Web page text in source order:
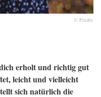
© Pixaby
erholt und richtig gut
leicht und vielleicht
sich natürlich die